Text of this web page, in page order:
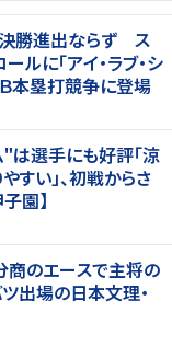
勝進出ならず ス
ルに「アイ・ラブ・シ
本塁打競争に登場
は選手にも好評「涼
すい」、初戦からさ
園】
商のエースで主将の
出場の日本文理・